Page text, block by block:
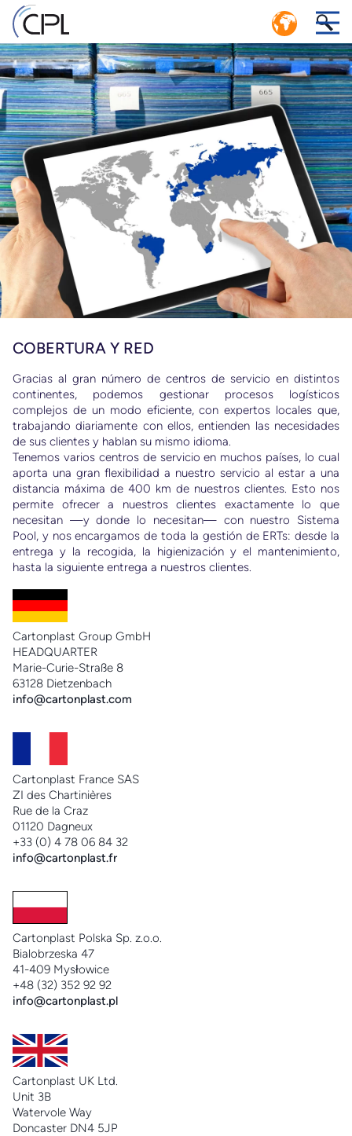
COBERTURA Y RED
Gracias al gran número de centros de servicio en distintos
continentes, podemos gestionar procesos logísticos
complejos de un modo eficiente, con expertos locales que,
trabajando diariamente con ellos, entienden las necesidades
de sus clientes y hablan su mismo idioma.
Tenemos varios centros de servicio en muchos países, lo cual
aporta una gran flexibilidad a nuestro servicio al estar a una
distancia máxima de 400 km de nuestros clientes. Esto nos
permite ofrecer a nuestros clientes exactamente lo que
necesitan —y donde lo necesitan— con nuestro Sistema
Pool, y nos encargamos de toda la gestión de ERTs: desde la
entrega y la recogida, la higienización y el mantenimiento,
hasta la siguiente entrega a nuestros clientes.
Cartonplast Group GmbH
HEADQUARTER
Marie-Curie-Straße 8
63128 Dietzenbach
info@cartonplast.com
Cartonplast France SAS
ZI des Chartinières
Rue de la Craz
01120 Dagneux
+33 (0) 4 78 06 84 32
info@cartonplast.fr
Cartonplast Polska Sp. z.o.o.
Bialobrzeska 47
41-409 Mysłowice
+48 (32) 352 92 92
info@cartonplast.pl
Cartonplast UK Ltd.
Unit 3B
Watervole Way
Doncaster DN4 5JP
1
ECONOMÍA CIRCULAR: CICLO LOGÍSTICO
CERRADO ALTAMENTE EFICIENTE
SERVICIO CPL DE CONTROL DE MATERIAL (SERVICIO
POOL)
2